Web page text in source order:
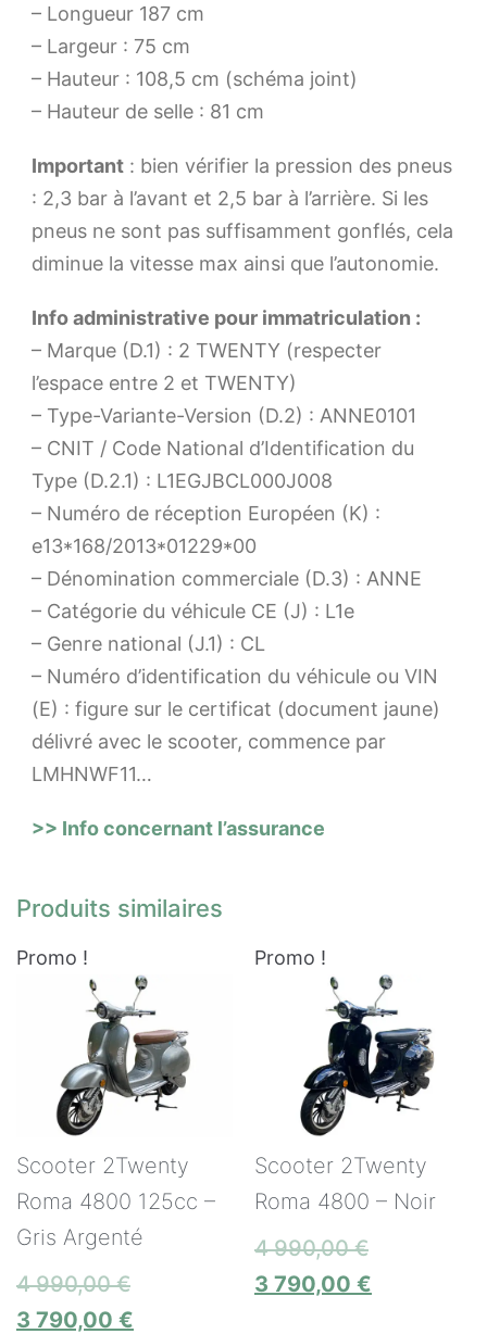
– Longueur 187 cm
– Largeur : 75 cm
– Hauteur : 108,5 cm (schéma joint)
– Hauteur de selle : 81 cm
Important : bien vérifier la pression des pneus
: 2,3 bar à l’avant et 2,5 bar à l’arrière. Si les
pneus ne sont pas suffisamment gonflés, cela
diminue la vitesse max ainsi que l’autonomie.
Info administrative pour immatriculation :
– Marque (D.1) : 2 TWENTY (respecter
l’espace entre 2 et TWENTY)
– Type-Variante-Version (D.2) : ANNE0101
– CNIT / Code National d’Identification du
Type (D.2.1) : L1EGJBCL000J008
– Numéro de réception Européen (K) :
e13*168/2013*01229*00
– Dénomination commerciale (D.3) : ANNE
– Catégorie du véhicule CE (J) : L1e
– Genre national (J.1) : CL
– Numéro d’identification du véhicule ou VIN
(E) : figure sur le certificat (document jaune)
délivré avec le scooter, commence par
LMHNWF11…
>> Info concernant l’assurance
Produits similaires
Promo !
Scooter 2Twenty
Roma 4800 125cc –
Gris Argenté
4 990,00€
3 790,00 €
Promo !
Scooter 2Twenty
Roma 4800 – Noir
4 990,00€
3 790,00 €